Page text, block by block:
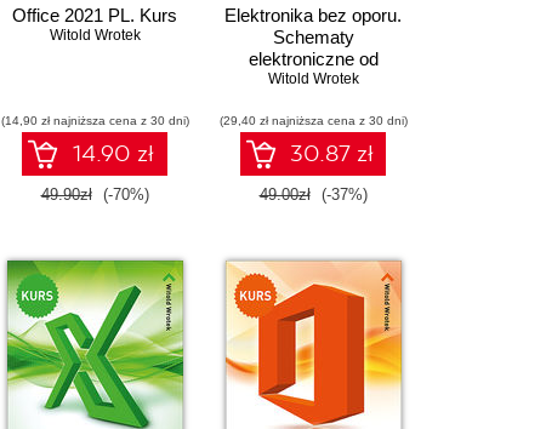
Office 2021 PL. Kurs
Witold Wrotek
(14,90 zł najniższa cena z 30 dni)
14.90 zł
49.90zł (-70%)
Elektronika bez oporu.
Schematy
elektroniczne od
podstaw
Witold Wrotek
(29,40 zł najniższa cena z 30 dni)
30.87 zł
49.00zł (-37%)